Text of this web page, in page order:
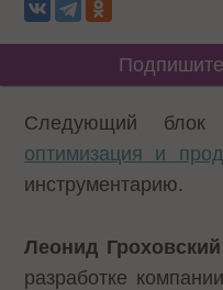
Следующий
оптимизация и
инструментарию.
Леонид Гроховский
разработке